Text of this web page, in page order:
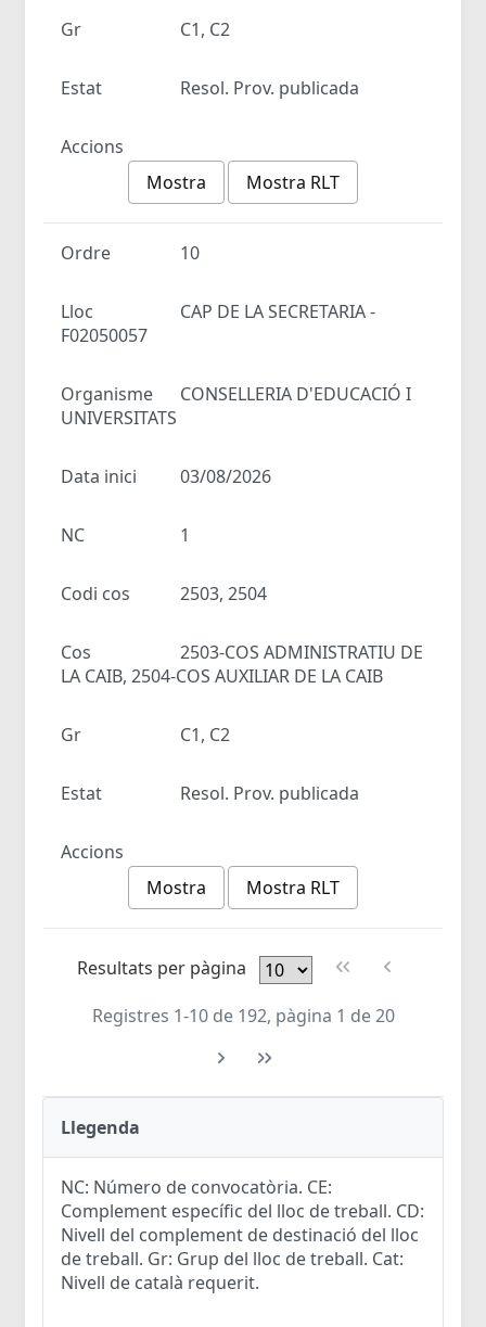
Gr C1, C2
Estat Resol. Prov. publicada
Accions
Mostra
Mostra RLT
Ordre 10
Lloc
CAP DE LA SECRETARIA -
F02050057
Organisme
CONSELLERIA D'EDUCACIÓ I
UNIVERSITATS
Data inici 03/08/2026
NC 1
Codi cos 2503, 2504
Cos
2503-COS ADMINISTRATIU DE
LA CAIB, 2504-COS AUXILIAR DE LA CAIB
Gr C1, C2
Estat Resol. Prov. publicada
Accions
Mostra
Mostra RLT
Resultats per pàgina
Registres 1-10 de 192, pàgina 1 de 20
Llegenda
NC: Número de convocatòria. CE:
Complement específic del lloc de treball. CD:
Nivell del complement de destinació del lloc
de treball. Gr: Grup del lloc de treball. Cat:
Nivell de català requerit.